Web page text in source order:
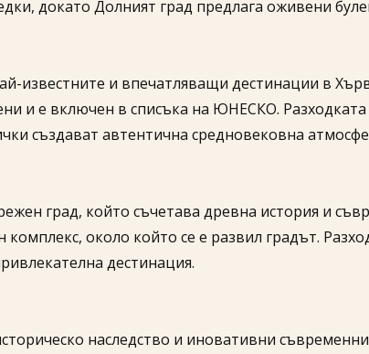
докато Долният град предлага оживени
известните и впечатляващи дестинации в
и е включен в списъка на ЮНЕСКО.
създават автентична средновековна
град, който съчетава древна история и
комплекс, около който се е развил градът.
дестинация.
наследство и иновативни